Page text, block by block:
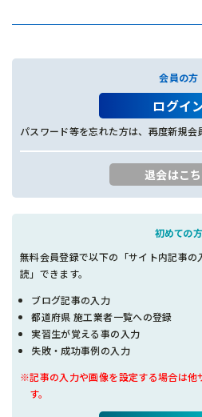
会員の方
ログイ
パスワード等を忘れた方は、再度新規会
退会はこ
初めての方
無料会員登録で以下の「サイト内記事
読」できます。
ブログ記事の入力
都道府県 施工業者一覧への登録
実習生が覚える事の入力
失敗・成功事例の入力
※記事の入力や画像を設定する場合は他
す。